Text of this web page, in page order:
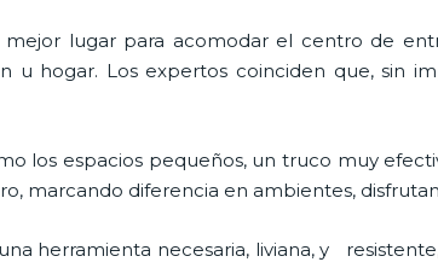
lugar para acomodar el centro de
u hogar. Los expertos coinciden que, sin
los espacios pequeños, un truco muy
marcando diferencia en ambientes,
herramienta necesaria, liviana, y